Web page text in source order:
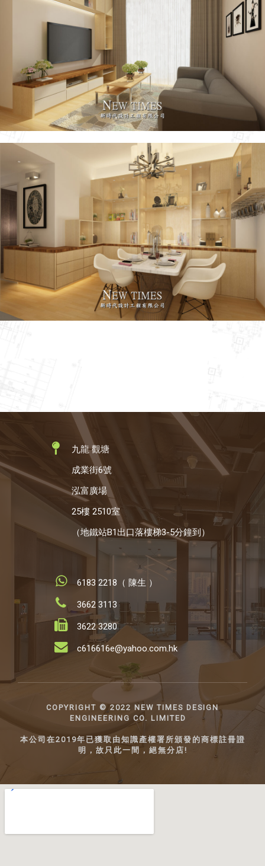
九龍 觀塘
成業街6號
泓富廣場
25樓 2510室
（地鐵站B1出口落樓梯3-5分鐘到）
6183 2218（ 陳生 ）
3662 3113
3622 3280
c616616e@yahoo.com.hk
COPYRIGHT ©️ 2022 NEW TIMES DESIGN
ENGINEERING CO. LIMITED
本公司在2019年已獲取由知識產權署所頒發的商標註冊證
明，故只此一間，絕無分店!